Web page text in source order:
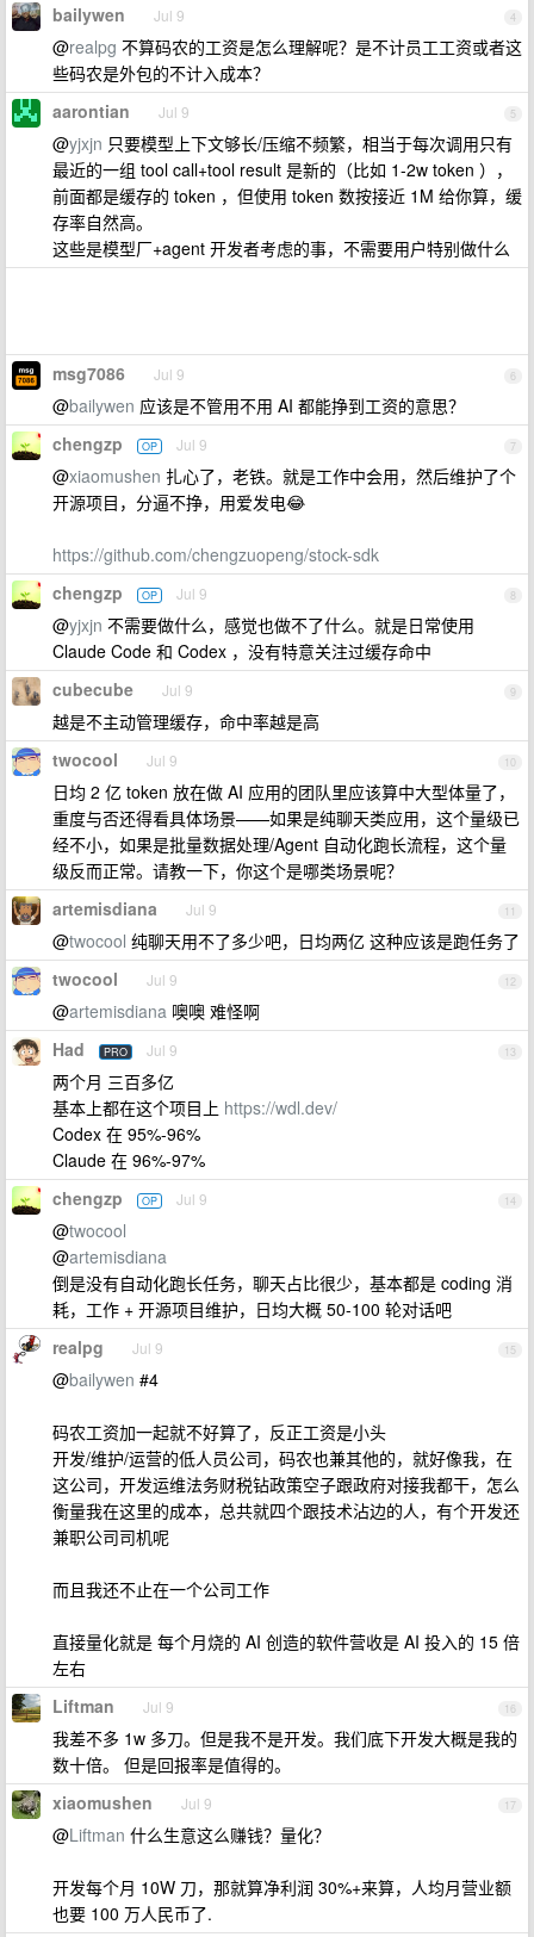
4
bailywen Jul 9
@realpg 不算码农的工资是怎么理解呢？是不计员工工资或者这
些码农是外包的不计入成本？
5
aarontian Jul 9
@yjxjn 只要模型上下文够长/压缩不频繁，相当于每次调用只有
最近的一组 tool call+tool result 是新的（比如 1-2w token ），
前面都是缓存的 token ，但使用 token 数按接近 1M 给你算，缓
存率自然高。
这些是模型厂+agent 开发者考虑的事，不需要用户特别做什么
6
msg7086 Jul 9
@bailywen 应该是不管用不用 AI 都能挣到工资的意思？
7
chengzp OP Jul 9
@xiaomushen 扎心了，老铁。就是工作中会用，然后维护了个
开源项目，分逼不挣，用爱发电😂
https://github.com/chengzuopeng/stock-sdk
8
chengzp OP Jul 9
@yjxjn 不需要做什么，感觉也做不了什么。就是日常使用
Claude Code 和 Codex ，没有特意关注过缓存命中
9
cubecube Jul 9
越是不主动管理缓存，命中率越是高
10
twocool Jul 9
日均 2 亿 token 放在做 AI 应用的团队里应该算中大型体量了，
重度与否还得看具体场景——如果是纯聊天类应用，这个量级已
经不小，如果是批量数据处理/Agent 自动化跑长流程，这个量
级反而正常。请教一下，你这个是哪类场景呢？
11
artemisdiana Jul 9
@twocool 纯聊天用不了多少吧，日均两亿 这种应该是跑任务了
12
twocool Jul 9
@artemisdiana 噢噢 难怪啊
13
Had PRO Jul 9
两个月 三百多亿
基本上都在这个项目上 https://wdl.dev/
Codex 在 95%-96%
Claude 在 96%-97%
14
chengzp OP Jul 9
@twocool
@artemisdiana
倒是没有自动化跑长任务，聊天占比很少，基本都是 coding 消
耗，工作 + 开源项目维护，日均大概 50-100 轮对话吧
15
realpg Jul 9
@bailywen #4
码农工资加一起就不好算了，反正工资是小头
开发/维护/运营的低人员公司，码农也兼其他的，就好像我，在
这公司，开发运维法务财税钻政策空子跟政府对接我都干，怎么
衡量我在这里的成本，总共就四个跟技术沾边的人，有个开发还
兼职公司司机呢
而且我还不止在一个公司工作
直接量化就是 每个月烧的 AI 创造的软件营收是 AI 投入的 15 倍
左右
16
Liftman Jul 9
我差不多 1w 多刀。但是我不是开发。我们底下开发大概是我的
数十倍。 但是回报率是值得的。
17
xiaomushen Jul 9
@Liftman 什么生意这么赚钱？量化？
开发每个月 10W 刀，那就算净利润 30%+来算，人均月营业额
也要 100 万人民币了.